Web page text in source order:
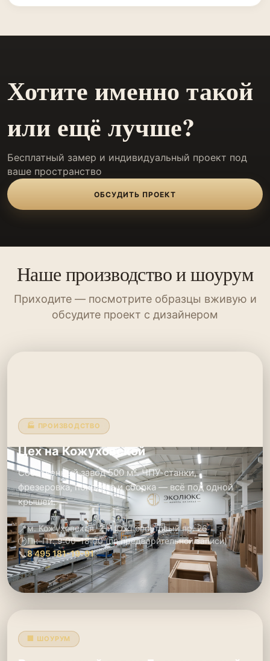
Хотите именно такой
или ещё лучше?
Бесплатный замер и индивидуальный проект под
ваше пространство
ОБСУДИТЬ ПРОЕКТ
Наше производство и шоурум
Приходите — посмотрите образцы вживую и
обсудите проект с дизайнером
🏭 ПРОИЗВОДСТВО
Цех на Кожуховской
Собственный завод 500 м². ЧПУ-станки,
фрезеровка, покраска и сборка — всё под одной
крышей.
📍м. Кожуховская, 2-й Южнопортовый пр. 26
🕑Пн–Пт: 9:00–18:00 (по предварительной записи)
📞8 495 181-19-91
🏢 ШОУРУМ